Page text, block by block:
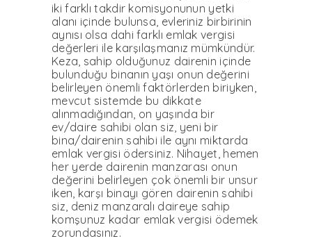
iki farklı takdir komisyonunun yetki
alanı içinde bulunsa, evleriniz birbirinin
aynısı olsa dahi farklı emlak vergisi
değerleri ile karşılaşmanız mümkündür.
Keza, sahip olduğunuz dairenin içinde
bulunduğu binanın yaşı onun değerini
belirleyen önemli faktörlerden biriyken,
mevcut sistemde bu dikkate
alınmadığından, on yaşında bir
ev/daire sahibi olan siz, yeni bir
bina/dairenin sahibi ile aynı miktarda
emlak vergisi ödersiniz. Nihayet, hemen
her yerde dairenin manzarası onun
değerini belirleyen çok önemli bir unsur
iken, karşı binayı gören dairenin sahibi
siz, deniz manzaralı daireye sahip
komşunuz kadar emlak vergisi ödemek
zorundasınız.